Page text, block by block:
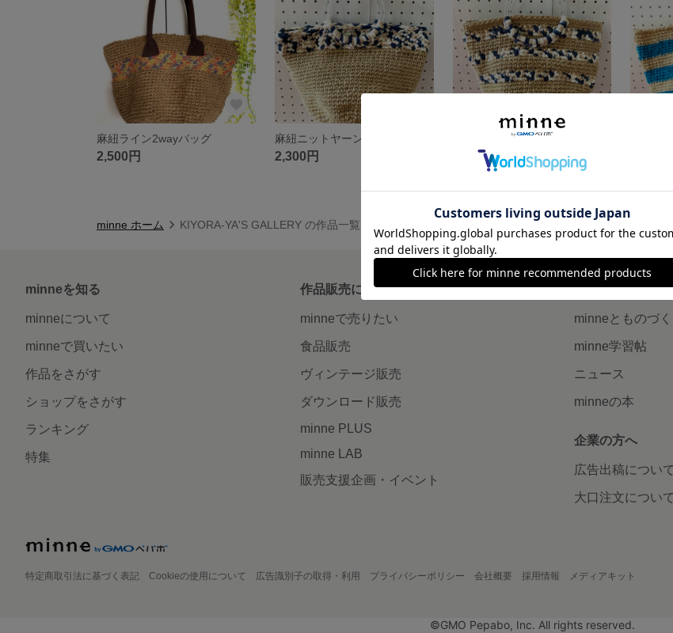
麻紐ライン2wayバッグ
2,500円
麻紐ニットヤーンバッグ
2,300円 2,300円
麻紐ボ
minne ホーム KIYORA-YA'S GALLERY の作品一覧
minneを知る
minneについて
minneで買いたい
作品をさがす
ショップをさがす
ランキング
特集
作品販売について
minneで売りたい
食品販売
ヴィンテージ販売
ダウンロード販売
minne PLUS
minne LAB
販売支援企画・イベント
読みもの
minneとものづく
minne学習帖
ニュース
minneの本
企業の方へ
広告出稿について
大口注文について
特定商取引法に基づく表記 Cookieの使用について 広告識別子の取得・利用 プライバシーポリシー 会社概要 採用情報 メディアキット
©GMO Pepabo, Inc. All rights reserved.